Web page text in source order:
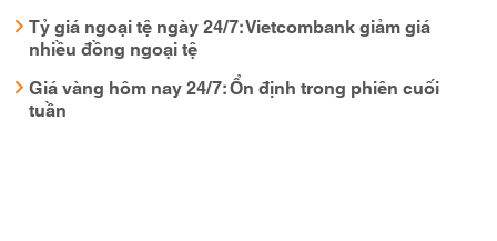
Tỷ giá ngoại tệ ngày 24/7: Vietcombank giảm giá
nhiều đồng ngoại tệ
Giá vàng hôm nay 24/7: Ổn định trong phiên cuối
tuần